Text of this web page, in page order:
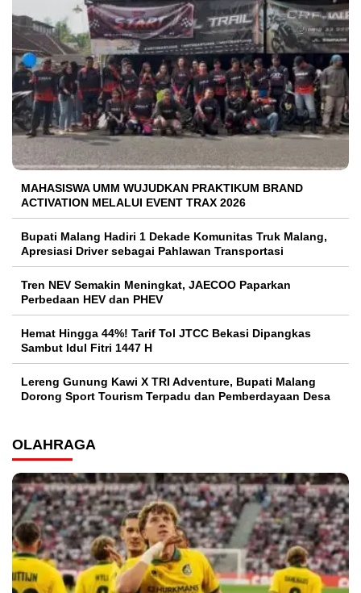
MAHASISWA UMM WUJUDKAN PRAKTIKUM BRAND
ACTIVATION MELALUI EVENT TRAX 2026
Bupati Malang Hadiri 1 Dekade Komunitas Truk Malang,
Apresiasi Driver sebagai Pahlawan Transportasi
Tren NEV Semakin Meningkat, JAECOO Paparkan
Perbedaan HEV dan PHEV
Hemat Hingga 44%! Tarif Tol JTCC Bekasi Dipangkas
Sambut Idul Fitri 1447 H
Lereng Gunung Kawi X TRI Adventure, Bupati Malang
Dorong Sport Tourism Terpadu dan Pemberdayaan Desa
OLAHRAGA